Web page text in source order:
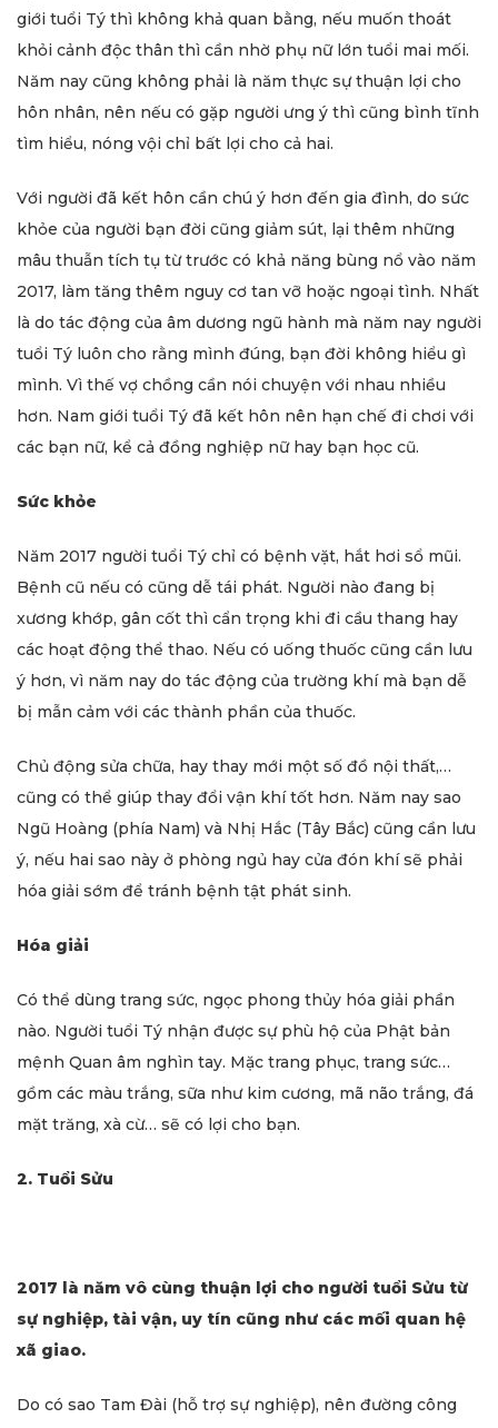
giới tuổi Tý thì không khả quan bằng, nếu muốn thoát
khỏi cảnh độc thân thì cần nhờ phụ nữ lớn tuổi mai mối.
Năm nay cũng không phải là năm thực sự thuận lợi cho
hôn nhân, nên nếu có gặp người ưng ý thì cũng bình tĩnh
tìm hiểu, nóng vội chỉ bất lợi cho cả hai.
Với người đã kết hôn cần chú ý hơn đến gia đình, do sức
khỏe của người bạn đời cũng giảm sút, lại thêm những
mâu thuẫn tích tụ từ trước có khả năng bùng nổ vào năm
2017, làm tăng thêm nguy cơ tan vỡ hoặc ngoại tình. Nhất
là do tác động của âm dương ngũ hành mà năm nay người
tuổi Tý luôn cho rằng mình đúng, bạn đời không hiểu gì
mình. Vì thế vợ chồng cần nói chuyện với nhau nhiều
hơn. Nam giới tuổi Tý đã kết hôn nên hạn chế đi chơi với
các bạn nữ, kể cả đồng nghiệp nữ hay bạn học cũ.
Sức khỏe
Năm 2017 người tuổi Tý chỉ có bệnh vặt, hắt hơi sổ mũi.
Bệnh cũ nếu có cũng dễ tái phát. Người nào đang bị
xương khớp, gân cốt thì cẩn trọng khi đi cầu thang hay
các hoạt động thể thao. Nếu có uống thuốc cũng cần lưu
ý hơn, vì năm nay do tác động của trường khí mà bạn dễ
bị mẫn cảm với các thành phần của thuốc.
Chủ động sửa chữa, hay thay mới một số đồ nội thất,…
cũng có thể giúp thay đổi vận khí tốt hơn. Năm nay sao
Ngũ Hoàng (phía Nam) và Nhị Hắc (Tây Bắc) cũng cần lưu
ý, nếu hai sao này ở phòng ngủ hay cửa đón khí sẽ phải
hóa giải sớm để tránh bệnh tật phát sinh.
Hóa giải
Có thể dùng trang sức, ngọc phong thủy hóa giải phần
nào. Người tuổi Tý nhận được sự phù hộ của Phật bản
mệnh Quan âm nghìn tay. Mặc trang phục, trang sức…
gồm các màu trắng, sữa như kim cương, mã não trắng, đá
mặt trăng, xà cừ… sẽ có lợi cho bạn.
2. Tuổi Sửu
2017 là năm vô cùng thuận lợi cho người tuổi Sửu từ
sự nghiệp, tài vận, uy tín cũng như các mối quan hệ
xã giao.
Do có sao Tam Đài (hỗ trợ sự nghiệp), nên đường công